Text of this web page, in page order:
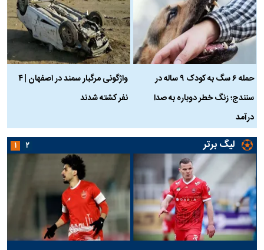
حمله ۶ سگ به کودک ۹ ساله در
سنندج؛ زنگ خطر دوباره به صدا
درآمد
واژگونی مرگبار سمند در اصفهان | ۴
نفر کشته شدند
لیگ برتر ۱ ۲